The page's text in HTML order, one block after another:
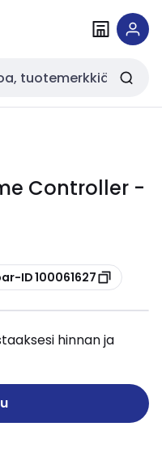
Controller -
ID 100061627
hinnan ja